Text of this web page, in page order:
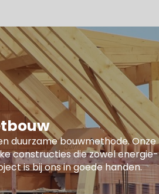
duurzame bouwmethode. Onze
constructies die zowel energie-
is bij ons in goede handen.